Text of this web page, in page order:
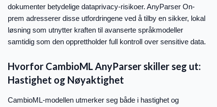
dokumenter betydelige dataprivacy-risikoer. AnyParser On-
prem adresserer disse utfordringene ved å tilby en sikker, lokal
løsning som utnytter kraften til avanserte språkmodeller
samtidig som den opprettholder full kontroll over sensitive data.
Hvorfor CambioML AnyParser skiller seg ut:
Hastighet og Nøyaktighet
CambioML-modellen utmerker seg både i hastighet og